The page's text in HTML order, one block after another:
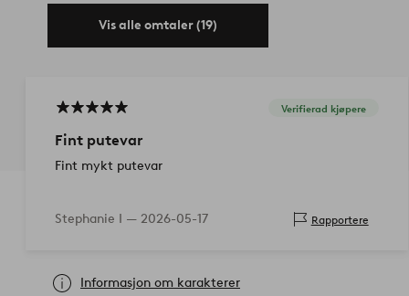
Vis alle omtaler (19)
Verifierad kjøpere
Fint putevar
Fint mykt putevar
Stephanie I — 2026-05-17 Rapportere
Informasjon om karakterer